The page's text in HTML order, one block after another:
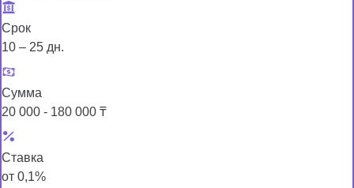
Срок
10 – 25 дн.
Сумма
20 000 - 180 000 ₸
Ставка
от 0,1%